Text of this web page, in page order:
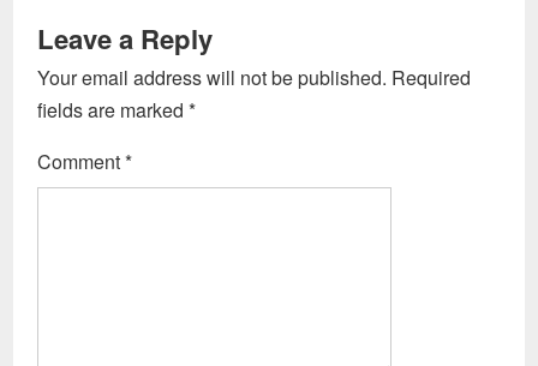
Leave a Reply
Your email address will not be published. Required
fields are marked*
Comment*